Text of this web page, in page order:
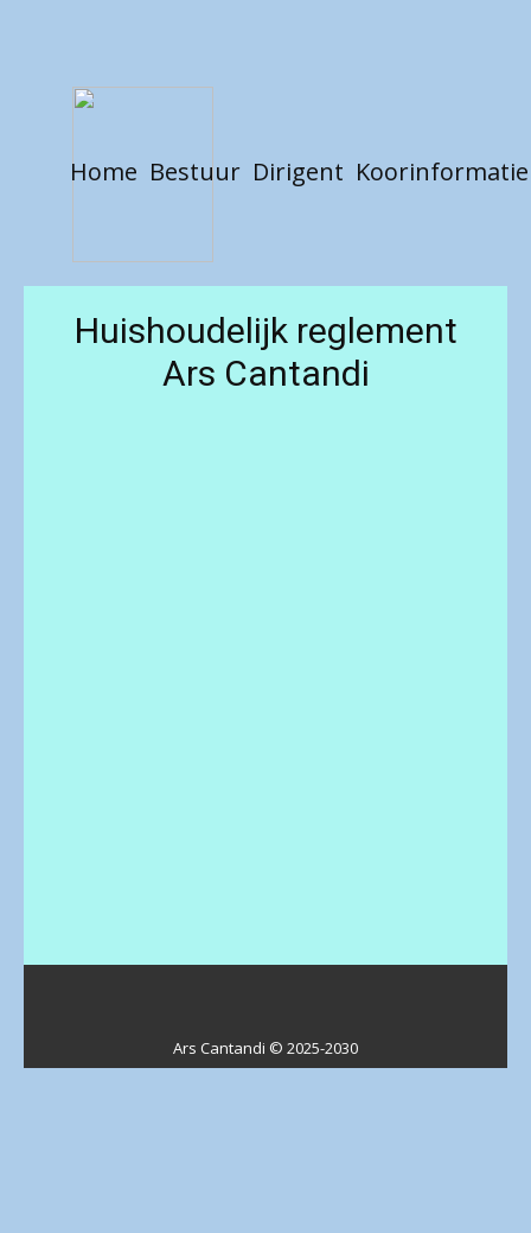
Home Bestuur Dirigent Koorinformatie
Huishoudelijk reglement
Ars Cantandi
Ars Cantandi © 2025-2030